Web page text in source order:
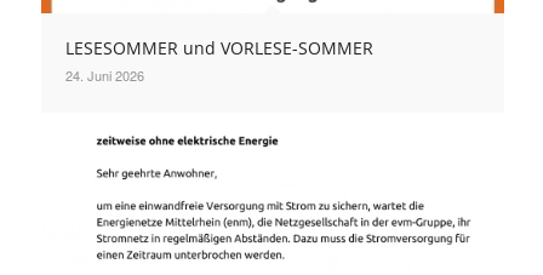
LESESOMMER und VORLESE-SOMMER
24. Juni 2026